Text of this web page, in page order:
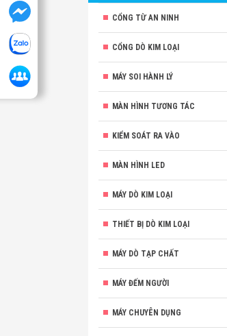
CỔNG TỪ AN NINH
CỔNG DÒ KIM LOẠI
MÁY SOI HÀNH LÝ
MÀN HÌNH TƯƠNG TÁC
KIỂM SOÁT RA VÀO
MÀN HÌNH LED
MÁY DÒ KIM LOẠI
THIẾT BỊ DÒ KIM LOẠI
MÁY DÒ TẠP CHẤT
MÁY ĐẾM NGƯỜI
MÁY CHUYÊN DỤNG